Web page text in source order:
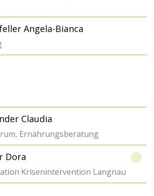
Angela-Bianca
Claudia
Ernährungsberatung
Dora
Krisenintervention Langnau